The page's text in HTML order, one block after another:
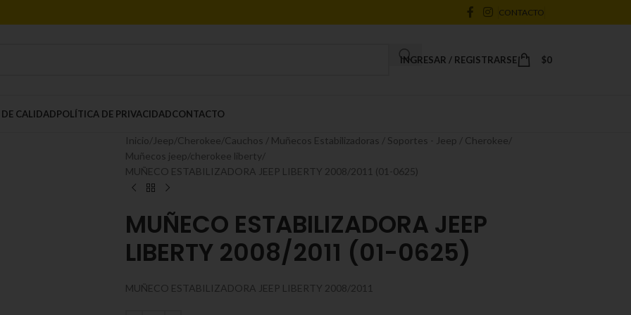
CONTACTO
INGRESAR / REGISTRARSE $0
CALIDADPOLÍTICA DE PRIVACIDADCONTACTO
Inicio Jeep/Cherokee Cauchos / Muñecos Estabilizadoras / Soportes - Jeep / Cherokee
Muñecos jeep/cherokee liberty
MUÑECO ESTABILIZADORA JEEP LIBERTY 2008/2011 (01-0625)
MUÑECO ESTABILIZADORA JEEP
LIBERTY 2008/2011 (01-0625)
MUÑECO ESTABILIZADORA JEEP LIBERTY 2008/2011